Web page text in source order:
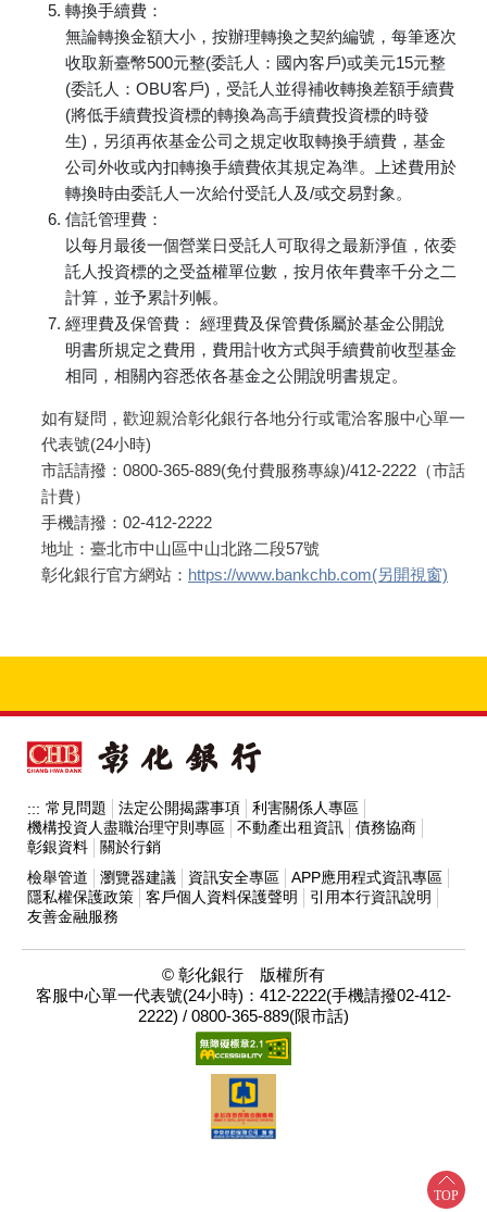
轉換手續費：
無論轉換金額大小，按辦理轉換之契約編號，每筆逐次
收取新臺幣500元整(委託人：國內客戶)或美元15元整
(委託人：OBU客戶)，受託人並得補收轉換差額手續費
(將低手續費投資標的轉換為高手續費投資標的時發
生)，另須再依基金公司之規定收取轉換手續費，基金
公司外收或內扣轉換手續費依其規定為準。上述費用於
轉換時由委託人一次給付受託人及/或交易對象。
信託管理費：
以每月最後一個營業日受託人可取得之最新淨值，依委
託人投資標的之受益權單位數，按月依年費率千分之二
計算，並予累計列帳。
經理費及保管費： 經理費及保管費係屬於基金公開說
明書所規定之費用，費用計收方式與手續費前收型基金
相同，相關內容悉依各基金之公開說明書規定。
如有疑問，歡迎親洽彰化銀行各地分行或電洽客服中心單一
代表號(24小時)
市話請撥：0800-365-889(免付費服務專線)/412-2222（市話
計費）
手機請撥：02-412-2222
地址：臺北市中山區中山北路二段57號
彰化銀行官方網站： https://www.bankchb.com(另開視窗)
::: 常見問題 法定公開揭露事項
利害關係人專區
機構投資人盡職治理守則專區
不動產出租資訊
債務協商
彰銀資料
關於行銷
檢舉管道
瀏覽器建議 資訊安全專區
APP應用程式資訊專區
隱私權保護政策
客戶個人資料保護聲明
引用本行資訊說明
友善金融服務
© 彰化銀行 版權所有
客服中心單一代表號(24小時)：412-2222(手機請撥02-412-
2222) / 0800-365-889(限市話)